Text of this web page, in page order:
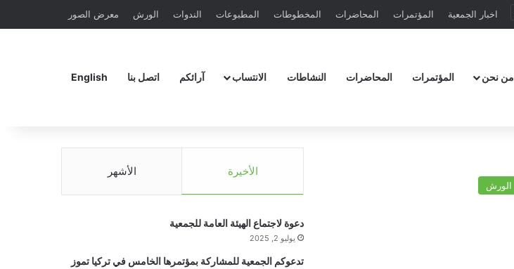
اخبار الجمعية المؤتمرات المحاضرات المخطوطات المطبوعات الندوات الورش معرض الصور
من نحن المؤتمرات المحاضرات النشاطات الانتساب آرائكم اتصل بنا English
الورش
الأخيرة الأشهر
دعوة لاجتماع الهيئة العامة للجمعية
يوليو 2, 2025
تدعوكم الجمعية للمشاركة بمؤتمرها الخامس في تركيا تموز